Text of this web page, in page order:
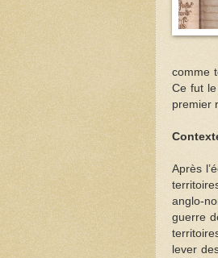
comme
Ce fut
premier
Après
anglo-
guerre
lever